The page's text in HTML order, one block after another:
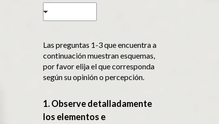
Las preguntas 1-3 que encuentra a
continuación muestran esquemas,
por favor elija el que corresponda
según su opinión o percepción.
1. Observe detalladamente
los elementos e